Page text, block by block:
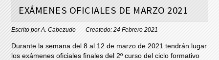
EXÁMENES OFICIALES DE MARZO 2021
Escrito porA. Cabezudo Createdo: 24 Febrero 2021
Durante la semana del 8 al 12 de marzo de 2021 tendrán lugar
los exámenes oficiales finales del 2º curso del ciclo formativo